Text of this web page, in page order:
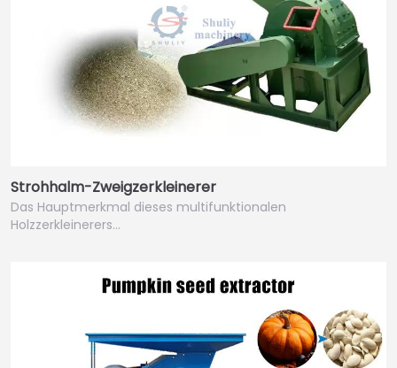
Strohhalm-Zweigzerkleinerer
Das Hauptmerkmal dieses multifunktionalen
Holzzerkleinerers…